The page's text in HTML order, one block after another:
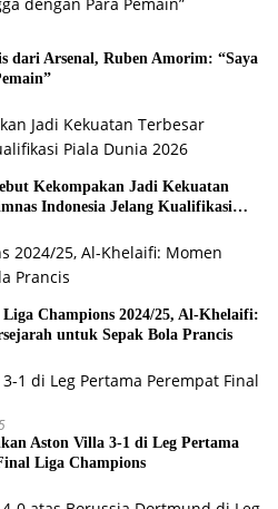
dari Arsenal, Ruben Amorim: “Saya
Kekompakan Jadi Kekuatan
Indonesia Jelang Kualifikasi
Champions 2024/25, Al-Khelaifi:
untuk Sepak Bola Prancis
Aston Villa 3-1 di Leg Pertama
Liga Champions